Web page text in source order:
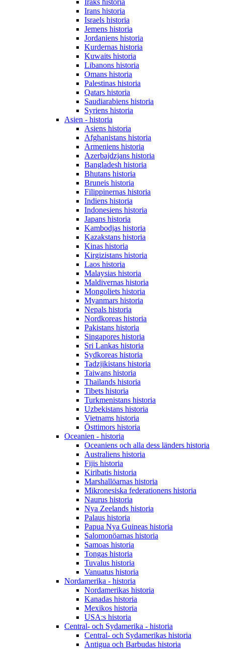
Irans historia
Israels historia
Jemens historia
Jordaniens historia
Kurdernas historia
Kuwaits historia
Libanons historia
Omans historia
Palestinas historia
Qatars historia
Saudiarabiens historia
Syriens historia
Asien - historia
Asiens historia
Afghanistans historia
Armeniens historia
Azerbajdzjans historia
Bangladesh historia
Bhutans historia
Bruneis historia
Filippinernas historia
Indiens historia
Indonesiens historia
Japans historia
Kambodjas historia
Kazakstans historia
Kinas historia
Kirgizistans historia
Laos historia
Malaysias historia
Maldivernas historia
Mongoliets historia
Myanmars historia
Nepals historia
Nordkoreas historia
Pakistans historia
Singapores historia
Sri Lankas historia
Sydkoreas historia
Tadzjikistans historia
Taiwans historia
Thailands historia
Tibets historia
Turkmenistans historia
Uzbekistans historia
Vietnams historia
Östtimors historia
Oceanien - historia
Oceaniens och alla dess länders historia
Australiens historia
Fijis historia
Kiribatis historia
Marshallöarnas historia
Mikronesiska federationens historia
Naurus historia
Nya Zeelands historia
Palaus historia
Papua Nya Guineas historia
Salomonöarnas historia
Samoas historia
Tongas historia
Tuvalus historia
Vanuatus historia
Nordamerika - historia
Nordamerikas historia
Kanadas historia
Mexikos historia
USA:s historia
Central- och Sydamerika - historia
Central- och Sydamerikas historia
Antigua och Barbudas historia